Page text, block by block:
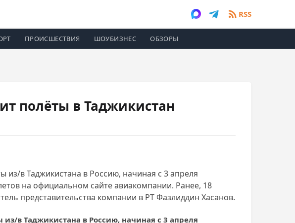
RSS
ПРОИСШЕСТВИЯ ШОУБИЗНЕС ОБЗОРЫ
полёты в Таджикистан
из/в Таджикистана в Россию, начиная с 3 апреля
на официальном сайте авиакомпании. Ранее, 18
представительства компании в РТ Фазлиддин Хасанов.
в Таджикистана в Россию, начиная с 3 апреля